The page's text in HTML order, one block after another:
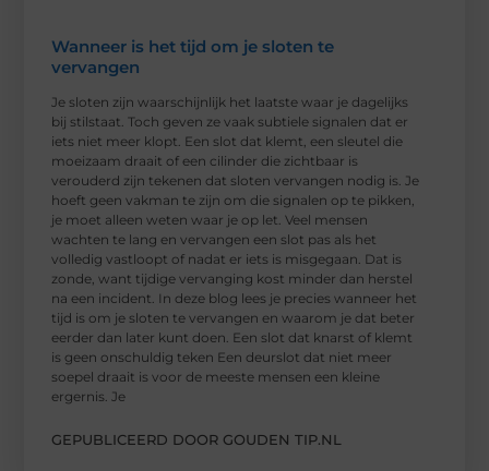
Wanneer is het tijd om je sloten te
vervangen
Je sloten zijn waarschijnlijk het laatste waar je dagelijks
bij stilstaat. Toch geven ze vaak subtiele signalen dat er
iets niet meer klopt. Een slot dat klemt, een sleutel die
moeizaam draait of een cilinder die zichtbaar is
verouderd zijn tekenen dat sloten vervangen nodig is. Je
hoeft geen vakman te zijn om die signalen op te pikken,
je moet alleen weten waar je op let. Veel mensen
wachten te lang en vervangen een slot pas als het
volledig vastloopt of nadat er iets is misgegaan. Dat is
zonde, want tijdige vervanging kost minder dan herstel
na een incident. In deze blog lees je precies wanneer het
tijd is om je sloten te vervangen en waarom je dat beter
eerder dan later kunt doen. Een slot dat knarst of klemt
is geen onschuldig teken Een deurslot dat niet meer
soepel draait is voor de meeste mensen een kleine
ergernis. Je
GEPUBLICEERD DOOR GOUDEN TIP.NL